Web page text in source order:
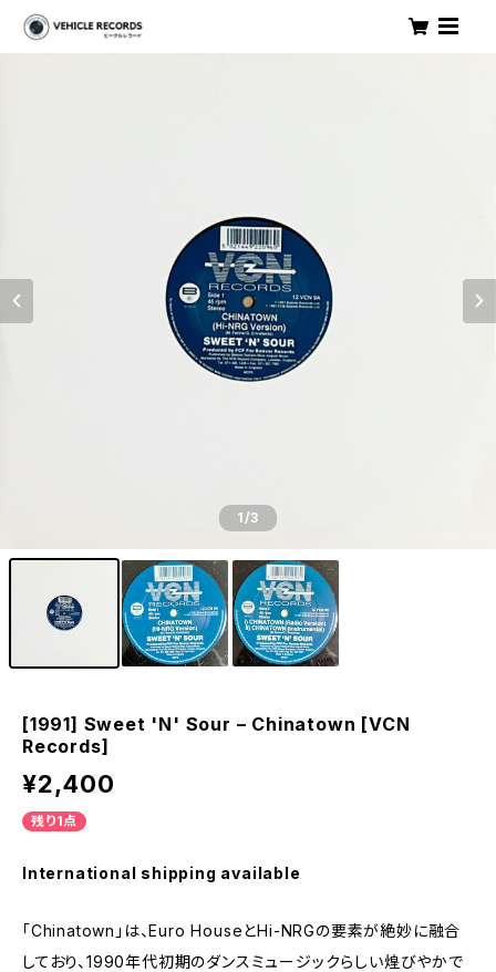
1/3
[1991] Sweet 'N' Sour – Chinatown [VCN
Records]
¥2,400
残り1点
International shipping available
「Chinatown」は、Euro HouseとHi-NRGの要素が絶妙に融合
しており、1990年代初期のダンスミュージックらしい煌びやかで